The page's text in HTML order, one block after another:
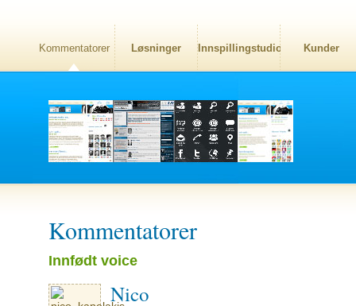
Kommentatorer Løsninger Innspillingstudio Kunder
Kommentatorer
Innfødt voice
Nico